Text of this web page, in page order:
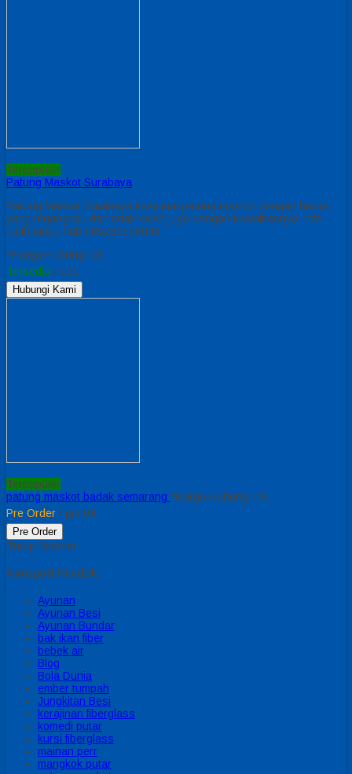
Terpopuler
Patung Maskot Surabaya
Patung Maskot Surabaya kami jual patung maskot dengan harga
yang terjangkau dan tidak kalah juga dengan kuwalitasnya. info
lebih lanjut hub 085230550048
*Harga Hubungi CS
Tersedia / 101
Hubungi Kami
Terpopuler
patung maskot badak semarang *Harga Hubungi CS
Pre Order / pm 04
Pre Order
Tutup Sidebar
Kategori Produk
Ayunan
Ayunan Besi
Ayunan Bundar
bak ikan fiber
bebek air
Blog
Bola Dunia
ember tumpah
Jungkitan Besi
kerajinan fiberglass
komedi putar
kursi fiberglass
mainan perr
mangkok putar